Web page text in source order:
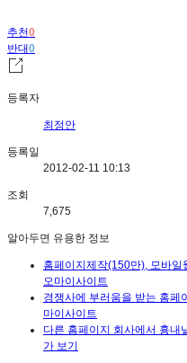
추천0
반대0
등록자
최정안
등록일
2012-02-11 10:13
조회
7,675
알아두면 유용한 정보
홈페이지제작(150만), 모바
오마이사이트
경쟁사에 부러움을 받는 홈페
마이사이트
다른 홈페이지 회사에서 흉내
가 보기